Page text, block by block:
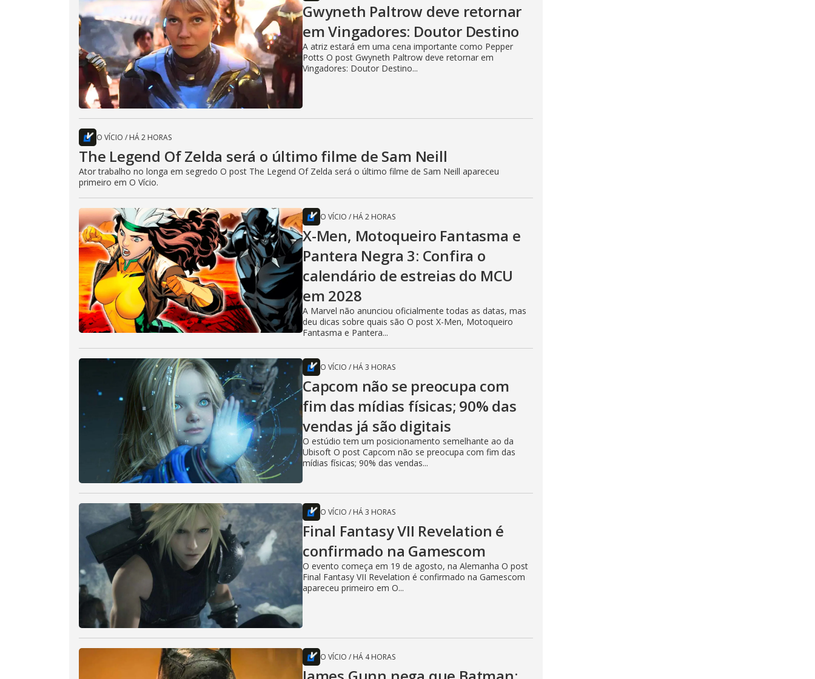
Gwyneth Paltrow deve retornar
em Vingadores: Doutor Destino
A atriz estará em uma cena importante como Pepper
Potts O post Gwyneth Paltrow deve retornar em
Vingadores: Doutor Destino...
O VÍCIO / HÁ 2 HORAS
The Legend Of Zelda será o último filme de Sam Neill
Ator trabalho no longa em segredo O post The Legend Of Zelda será o último filme de Sam Neill apareceu
primeiro em O Vício.
O VÍCIO / HÁ 2 HORAS
X-Men, Motoqueiro Fantasma e
Pantera Negra 3: Confira o
calendário de estreias do MCU
em 2028
A Marvel não anunciou oficialmente todas as datas, mas
deu dicas sobre quais são O post X-Men, Motoqueiro
Fantasma e Pantera...
O VÍCIO / HÁ 3 HORAS
Capcom não se preocupa com
fim das mídias físicas; 90% das
vendas já são digitais
O estúdio tem um posicionamento semelhante ao da
Ubisoft O post Capcom não se preocupa com fim das
mídias físicas; 90% das vendas...
O VÍCIO / HÁ 3 HORAS
Final Fantasy VII Revelation é
confirmado na Gamescom
O evento começa em 19 de agosto, na Alemanha O post
Final Fantasy VII Revelation é confirmado na Gamescom
apareceu primeiro em O...
O VÍCIO / HÁ 4 HORAS